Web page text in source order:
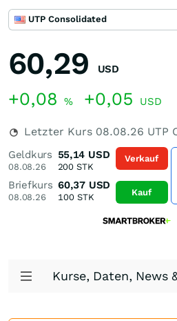
UTP Consolidated
60,29 USD
+0,08 % +0,05 USD
Letzter Kurs 08.08.26 UTP
Geldkurs
08.08.26
55,14 USD
200 STK
Briefkurs
08.08.26
60,37 USD
100STK
Verkauf
Kauf
Kurse, Daten, News